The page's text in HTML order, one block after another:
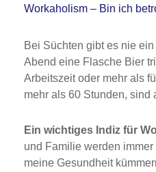
Workaholism – Bin ich
Bei Süchten gibt es nie
Abend eine Flasche Bier
Arbeitszeit oder mehr als
mehr als 60 Stunden, sind
Ein wichtiges Indiz für
und Familie werden
meine Gesundheit